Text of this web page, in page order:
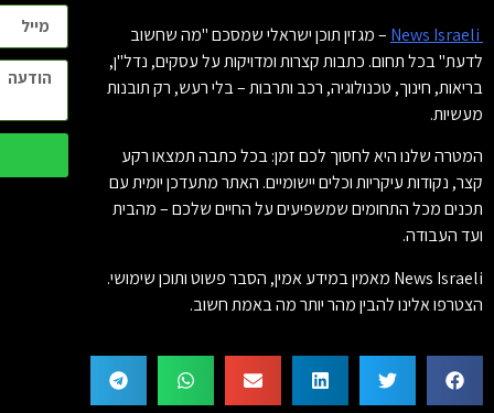
– מגזין תוכן ישראלי שמסכם "מה שחשוב
לדעת" בכל תחום. כתבות קצרות ומדויקות על עסקים, נדל"ן,
בריאות, חינוך, טכנולוגיה, רכב ותרבות – בלי רעש, רק תובנות
מעשיות.
המטרה שלנו היא לחסוך לכם זמן: בכל כתבה תמצאו רקע
קצר, נקודות עיקריות וכלים יישומיים. האתר מתעדכן יומית עם
תכנים מכל התחומים שמשפיעים על החיים שלכם – מהבית
ועד העבודה.
News Israeli מאמין במידע אמין, הסבר פשוט ותוכן שימושי.
הצטרפו אלינו להבין מהר יותר מה באמת חשוב.